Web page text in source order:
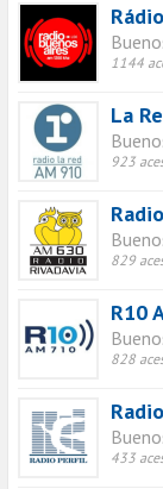
1144
La
923
829
R10
828
433